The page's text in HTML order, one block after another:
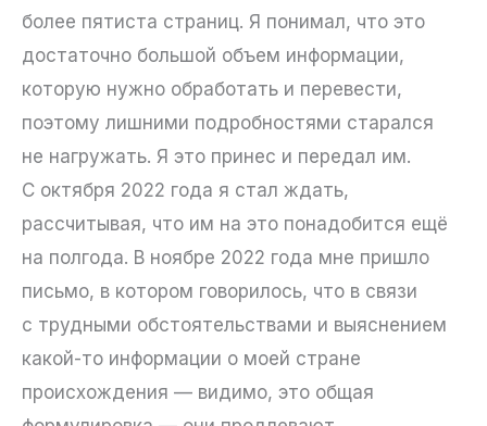
более пятиста страниц. Я понимал, что это
достаточно большой объем информации,
которую нужно обработать и перевести,
поэтому лишними подробностями старался
не нагружать. Я это принес и передал им.
С октября 2022 года я стал ждать,
рассчитывая, что им на это понадобится ещё
на полгода. В ноябре 2022 года мне пришло
письмо, в котором говорилось, что в связи
с трудными обстоятельствами и выяснением
какой-то информации о моей стране
происхождения — видимо, это общая